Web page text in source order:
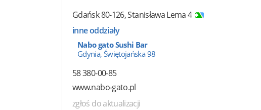
Gdańsk80-126,Stanisława Lema 4
inne oddziały
Nabo gato Sushi Bar
Gdynia, Świętojańska 98
58 380-00-85
www.nabo-gato.pl
zgłoś do aktualizacji